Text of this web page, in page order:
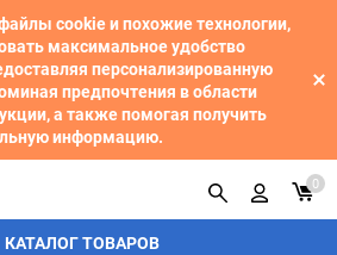
cookie и похожие технологии,
максимальное удобство
персонализированную
предпочтения в области
а также помогая получить
информацию.
КАТАЛОГ ТОВАРОВ
0